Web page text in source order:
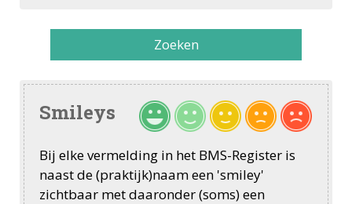
Zoeken
Smileys
Bij elke vermelding in het BMS-Register is
naast de (praktijk)naam een 'smiley'
zichtbaar met daaronder (soms) een